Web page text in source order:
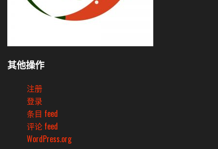
其他操作
注册
登录
条目 feed
评论 feed
WordPress.org